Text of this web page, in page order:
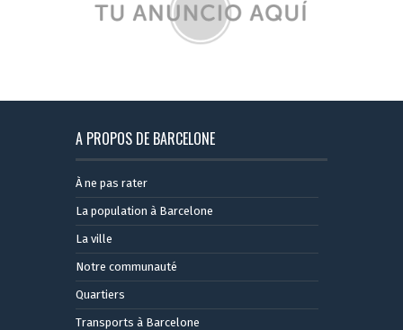
A PROPOS DE BARCELONE
À ne pas rater
La population à Barcelone
La ville
Notre communauté
Quartiers
Transports à Barcelone